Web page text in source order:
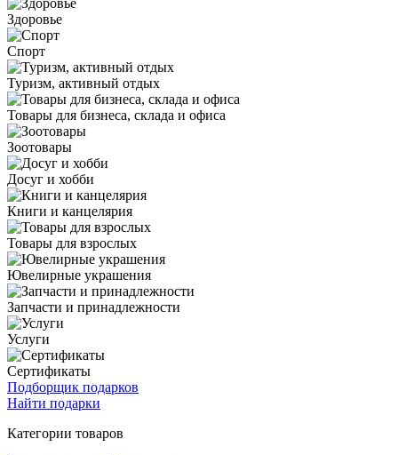
Здоровье
Спорт
Туризм, активный отдых
Товары для бизнеса, склада и офиса
Зоотовары
Досуг и хобби
Книги и канцелярия
Товары для взрослых
Ювелирные украшения
Запчасти и принадлежности
Услуги
Сертификаты
Подборщик подарков
Найти подарки
Категории товаров